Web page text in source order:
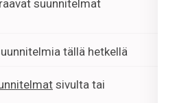
suunnitelmat
tällä hetkellä
sivulta tai